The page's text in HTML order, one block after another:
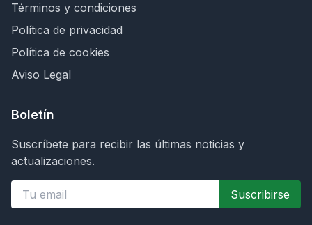
Términos y condiciones
Política de privacidad
Política de cookies
Aviso Legal
Boletín
Suscríbete para recibir las últimas noticias y
actualizaciones.
Suscribirse